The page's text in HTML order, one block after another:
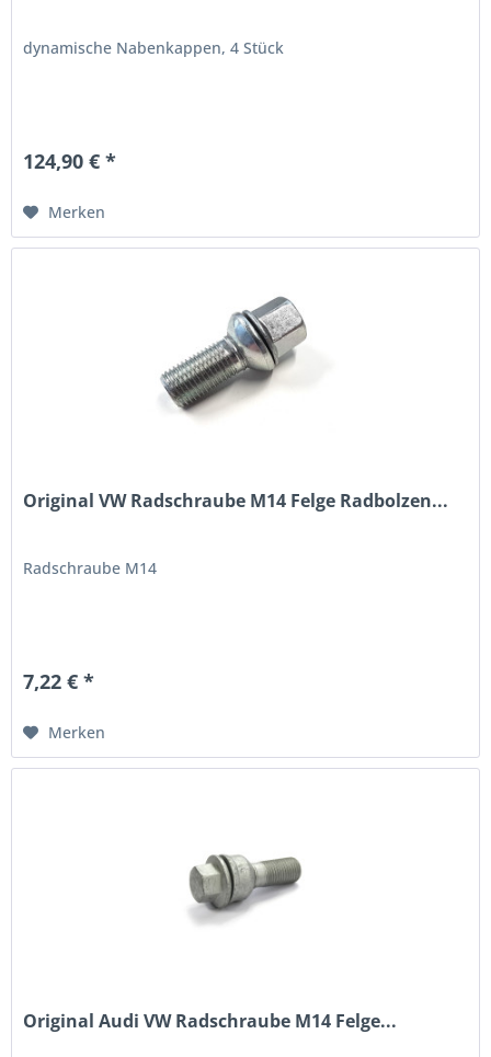
dynamische Nabenkappen, 4 Stück
124,90 € *
Merken
Original VW Radschraube M14 Felge Radbolzen...
Radschraube M14
7,22 € *
Merken
Original Audi VW Radschraube M14 Felge...